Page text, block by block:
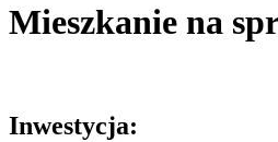
Mieszkanie na
Inwestycja: